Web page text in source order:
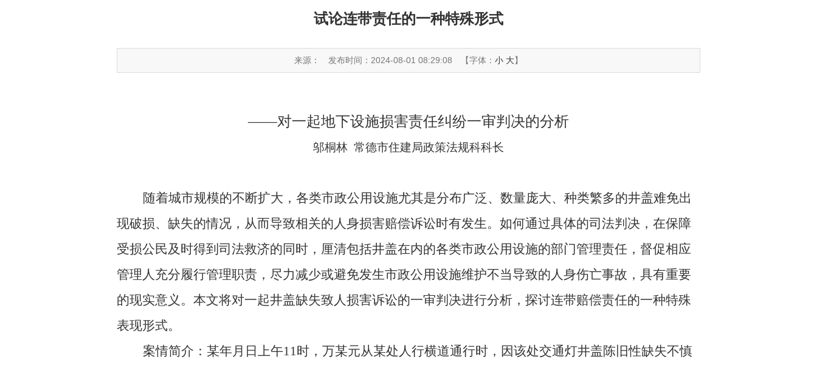
试论连带责任的一种特殊形式
来源： 发布时间：2024-08-01 08:29:08 【字体： 小 大】
——对一起地下设施损害责任纠纷一审判决的分析
邬桐林 常德市住建局政策法规科科长
随着城市规模的不断扩大，各类市政公用设施尤其是分布广泛、数量庞大、种类繁多的井盖难免出
现破损、缺失的情况，从而导致相关的人身损害赔偿诉讼时有发生。如何通过具体的司法判决，在保障
受损公民及时得到司法救济的同时，厘清包括井盖在内的各类市政公用设施的部门管理责任，督促相应
管理人充分履行管理职责，尽力减少或避免发生市政公用设施维护不当导致的人身伤亡事故，具有重要
的现实意义。本文将对一起井盖缺失致人损害诉讼的一审判决进行分析，探讨连带赔偿责任的一种特殊
表现形式。
案情简介： 某年月日上午11时，万某元从某处人行横道通行时，因该处交通灯井盖陈旧性缺失不慎